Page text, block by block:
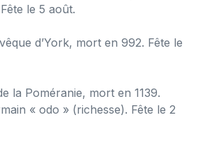
le 5 août.
d’York, mort en 992. Fête le
la Poméranie, mort en 1139.
« odo » (richesse). Fête le 2